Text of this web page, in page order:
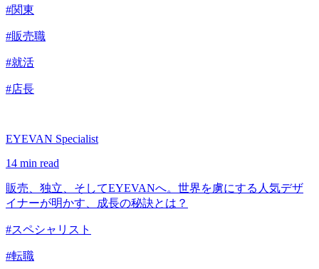
#関東
#販売職
#就活
#店長
EYEVAN Specialist
14 min read
販売、独立、そしてEYEVANへ。世界を虜にする人気デザ
イナーが明かす、成長の秘訣とは？
#スペシャリスト
#転職